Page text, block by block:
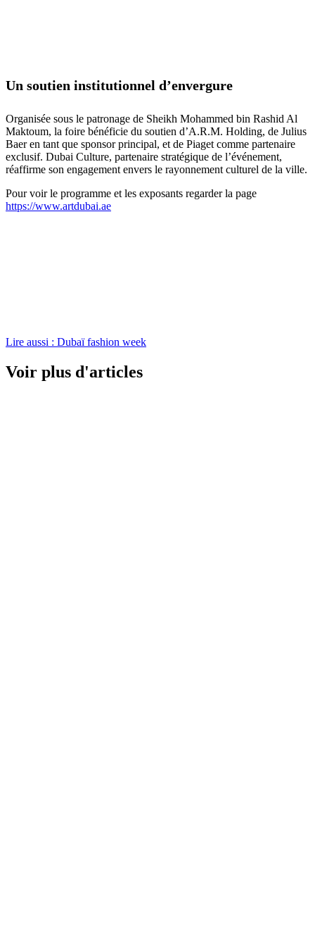
Un soutien institutionnel d’envergure
Organisée sous le patronage de Sheikh Mohammed bin Rashid Al
Maktoum, la foire bénéficie du soutien d’A.R.M. Holding, de Julius
Baer en tant que sponsor principal, et de Piaget comme partenaire
exclusif. Dubai Culture, partenaire stratégique de l’événement,
réaffirme son engagement envers le rayonnement culturel de la ville.
Pour voir le programme et les exposants regarder la page
https://www.artdubai.ae
Lire aussi : Dubaï fashion week
Voir plus d'articles